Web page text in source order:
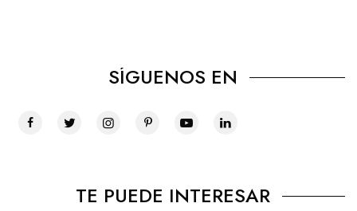
SÍGUENOS EN
TE PUEDE INTERESAR